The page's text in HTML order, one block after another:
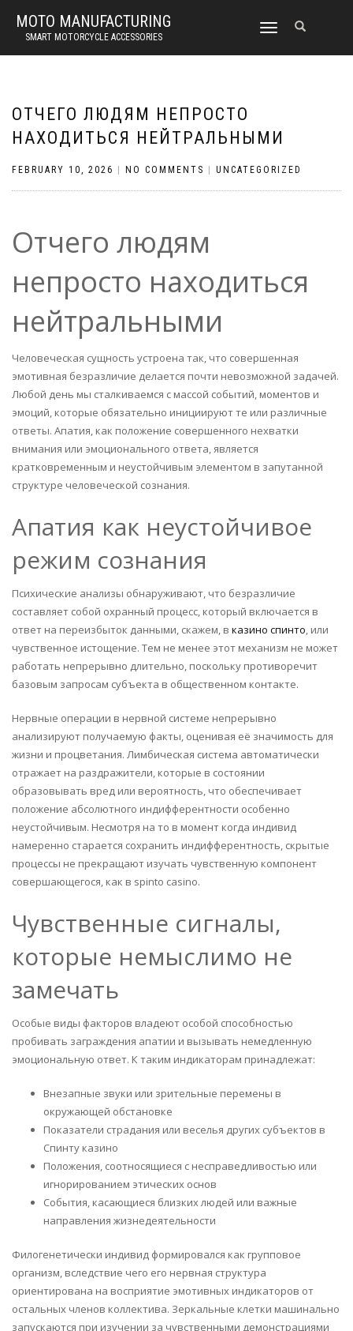
MOTO MANUFACTURING
SMART MOTORCYCLE ACCESSORIES
TOGGLE
ОТЧЕГО ЛЮДЯМ НЕПРОСТО
НАХОДИТЬСЯ НЕЙТРАЛЬНЫМИ
FEBRUARY 10, 2026 NO COMMENTS UNCATEGORIZED
Отчего людям
непросто находиться
нейтральными
Человеческая сущность устроена так, что совершенная
эмотивная безразличие делается почти невозможной задачей.
Любой день мы сталкиваемся с массой событий, моментов и
эмоций, которые обязательно инициируют те или различные
ответы. Апатия, как положение совершенного нехватки
внимания или эмоционального ответа, является
кратковременным и неустойчивым элементом в запутанной
структуре человеческой сознания.
Апатия как неустойчивое
режим сознания
Психические анализы обнаруживают, что безразличие
составляет собой охранный процесс, который включается в
ответ на переизбыток данными, скажем, в казино спинто, или
чувственное истощение. Тем не менее этот механизм не может
работать непрерывно длительно, поскольку противоречит
базовым запросам субъекта в общественном контакте.
Нервные операции в нервной системе непрерывно
анализируют получаемую факты, оценивая её значимость для
жизни и процветания. Лимбическая система автоматически
отражает на раздражители, которые в состоянии
образовывать вред или вероятность, что обеспечивает
положение абсолютного индифферентности особенно
неустойчивым. Несмотря на то в момент когда индивид
намеренно старается сохранить индифферентность, скрытые
процессы не прекращают изучать чувственную компонент
совершающегося, как в spinto casino.
Чувственные сигналы,
которые немыслимо не
замечать
Особые виды факторов владеют особой способностью
пробивать заграждения апатии и вызывать немедленную
эмоциональную ответ. К таким индикаторам принадлежат:
Внезапные звуки или зрительные перемены в
окружающей обстановке
Показатели страдания или веселья других субъектов в
Спинту казино
Положения, соотносящиеся с несправедливостью или
игнорированием этических основ
События, касающиеся близких людей или важные
направления жизнедеятельности
Филогенетически индивид формировался как групповое
организм, вследствие чего его нервная структура
ориентирована на восприятие эмотивных индикаторов от
остальных членов коллектива. Зеркальные клетки машинально
запускаются при изучении за чувственными демонстрациями